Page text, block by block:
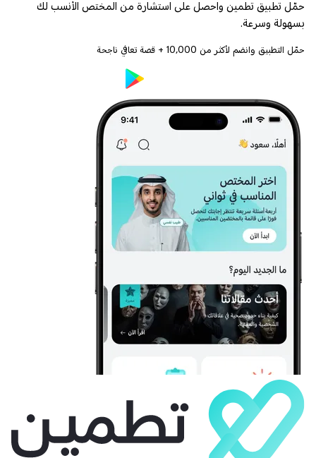
حمّل تطبيق تطمين واحصل على استشارة من المختص الأنسب لك
بسهولة وسرعة.
حمّل التطبيق وانضم لأكثر من 10,000 + قصة تعافي ناجحة